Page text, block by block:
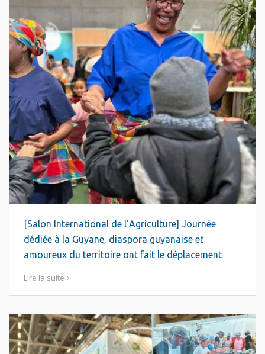
[Salon International de l’Agriculture] Journée
dédiée à la Guyane, diaspora guyanaise et
amoureux du territoire ont fait le déplacement
Lire la suite